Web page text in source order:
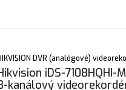
DVR (analógové)
iDS-7108HQHI-
kanálový